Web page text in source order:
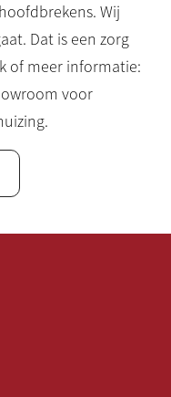
Wij
Dat is een zorg
of meer informatie:
voor